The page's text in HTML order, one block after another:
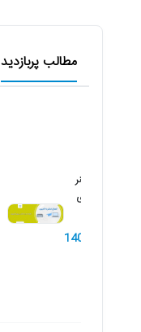
مطالب پربازدید
نصب اسکنر
کانن بر روی
1402/10/9